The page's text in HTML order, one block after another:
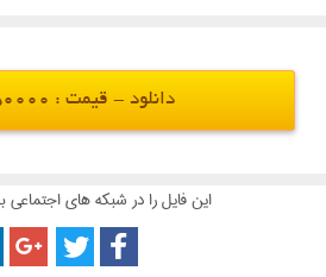
دانلود - قیمت : 50000 تومان
این فایل را در شبکه های اجتماعی